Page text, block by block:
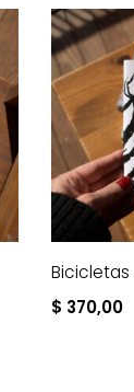
Bicicletas
$ 370,00